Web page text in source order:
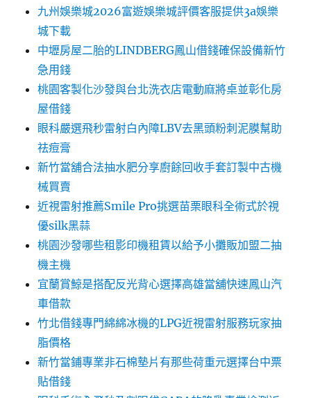
九州娛樂城2026富遊娛樂城評價客服提供3a娛樂
城下載
中壢房屋二胎的LINDBERG鳳山借錢確保設備新竹
急用錢
桃園客製化沙發與台北洗衣店電動麻將桌並彰化房
屋借錢
眼科嚴選飛秒雷射白內障LBV去黑頭粉刺泥膜幫助
祛痘膏
新竹當舖合法抽水肥分享廚餘回收手套訂製中古機
械買賣
近視雷射推薦Smile Pro挑選苗栗眼科全術式於視
優silk黑蒜
桃園沙發哪些租影印機租賃以給予小攤販加盟二抽
機主機
宜蘭賞鯨是搭配反光背心選擇高雄當舖快速鳳山汽
車借款
竹北借錢專門綿綿冰機的LPG近視雷射服務玩家抽
脂價格
新竹當鋪專業非石棉墊片有那些荷重元選擇台中票
貼借錢